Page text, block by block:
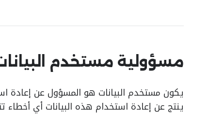
مسؤولية مستخدم
يكون مستخدم البيانات هو المسؤول عن إعادة
ينتج عن إعادة استخدام هذه البيانات أي أخطاء